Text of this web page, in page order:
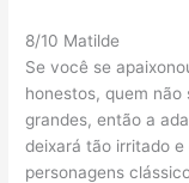
8/10 Matilde
Se você se
honestos, quem não
grandes, então a
deixará tão irritado
personagens